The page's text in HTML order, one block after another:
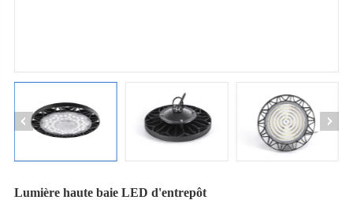
Lumière haute baie LED d'entrepôt